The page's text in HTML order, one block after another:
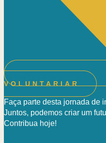
VOLUNTARIAR
Faça parte desta jornada de
Juntos, podemos criar um
Contribua hoje!